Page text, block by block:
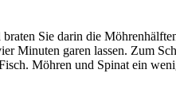
Sie darin die
Minuten garen lassen. Zum
Möhren und Spinat ein